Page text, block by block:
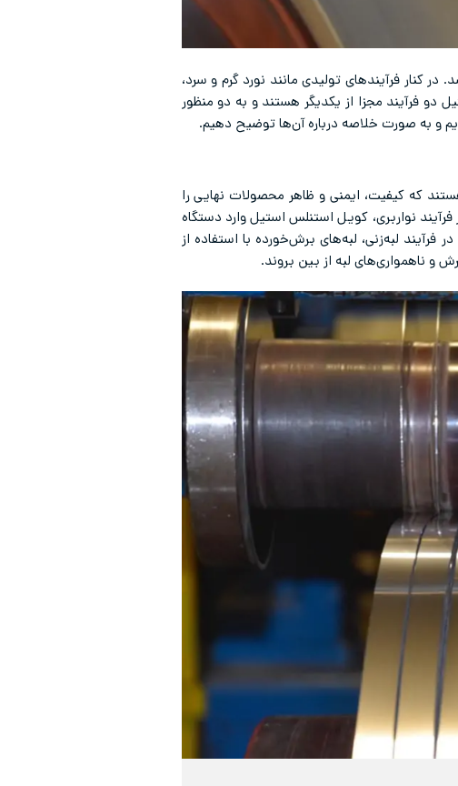
کنار فرآیندهای تولیدی مانند نورد گرم و سرد،
دو فرآیند مجزا از یکدیگر هستند و به دو منظور
و به صورت خلاصه درباره آن‌ها توضیح دهیم.
که کیفیت، ایمنی و ظاهر محصولات نهایی را
نواربری، کویل استنلس استیل وارد دستگاه
لبه‌زنی، لبه‌های برش‌خورده با استفاده از
و ناهمواری‌های لبه از بین بروند.